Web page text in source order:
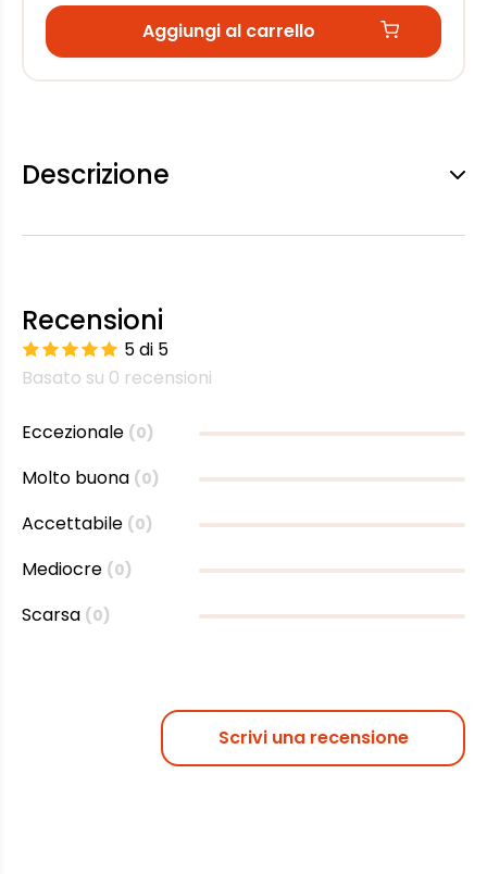
Aggiungi al carrello
Descrizione
Recensioni
5 di 5
Basato su 0 recensioni
Eccezionale (0)
Molto buona (0)
Accettabile (0)
Mediocre (0)
Scarsa (0)
Scrivi una recensione